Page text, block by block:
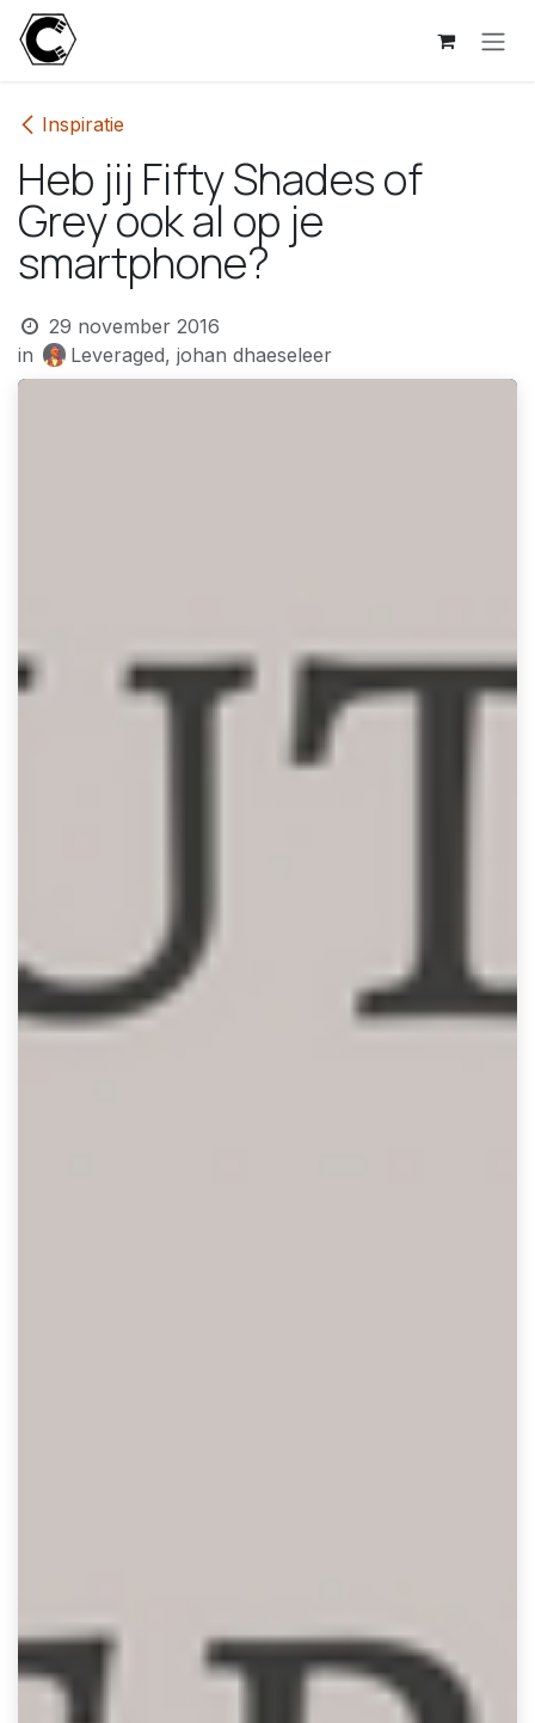
Overslaan naar inhoud
Inspiratie
Heb jij Fifty Shades of
Grey ook al op je
smartphone?
29 november 2016
in
Leveraged, johan dhaeseleer